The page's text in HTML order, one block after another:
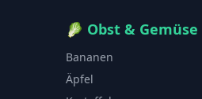
🥬 Obst & Gemüse
Bananen
Äpfel